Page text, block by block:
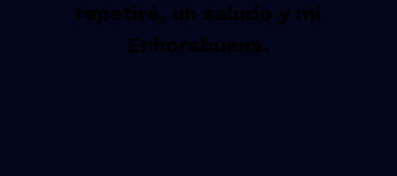
repetiré, un saludo y mi
Enhorabuena.